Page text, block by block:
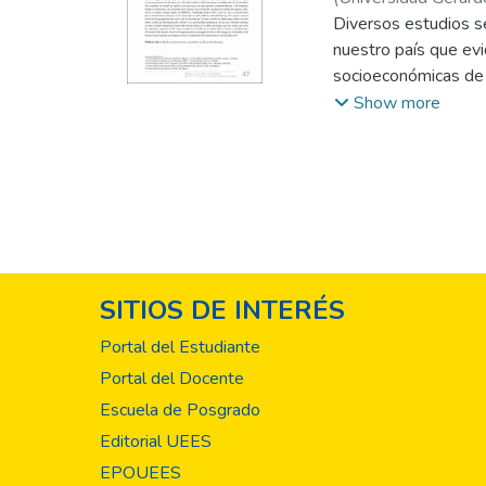
Vaquerano
Glenda Yamileth;
Diversos estudios
nuestro país que
socioeconómicas
socioeconómica de
el reto de
condiciones
Show more
SITIOS DE INTERÉS
Portal del Estudiante
Portal del Docente
Escuela de Posgrado
Editorial UEES
EPOUEES